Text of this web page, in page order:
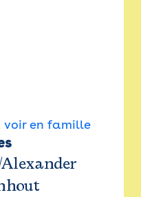
voir en famille